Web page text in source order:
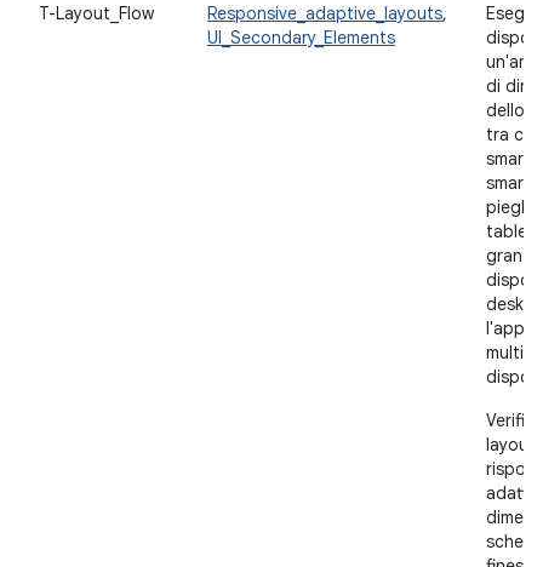
T-Layout_Flow Responsive_adaptive_layouts,
UI_Secondary_Elements
di
dello
tra cui
tablet
grandi
l'app
multi-
layout
adatti